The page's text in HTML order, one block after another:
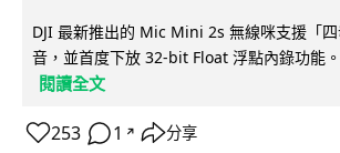
DJI 最新推出的 Mic Mini 2s 無線咪支援「
音，並首度下放 32-bit Float 浮點內錄功能
閱讀全文
253 1 ↗ 分享